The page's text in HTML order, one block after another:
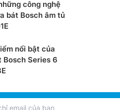
các dụng cụ,
đỏ, cách điều
công nghệ
bát Bosch âm tủ
nổi bật của
Bosch Series 6